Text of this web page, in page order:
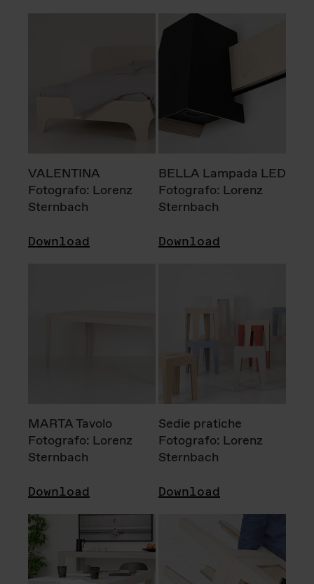
VALENTINA
Fotografo: Lorenz
Sternbach
Download
BELLA Lampada LED
Fotografo: Lorenz
Sternbach
Download
MARTA Tavolo
Fotografo: Lorenz
Sternbach
Download
Sedie pratiche
Fotografo: Lorenz
Sternbach
Download